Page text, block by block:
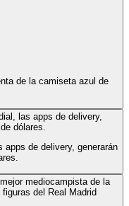
de la camiseta azul de
apps de delivery, generarán